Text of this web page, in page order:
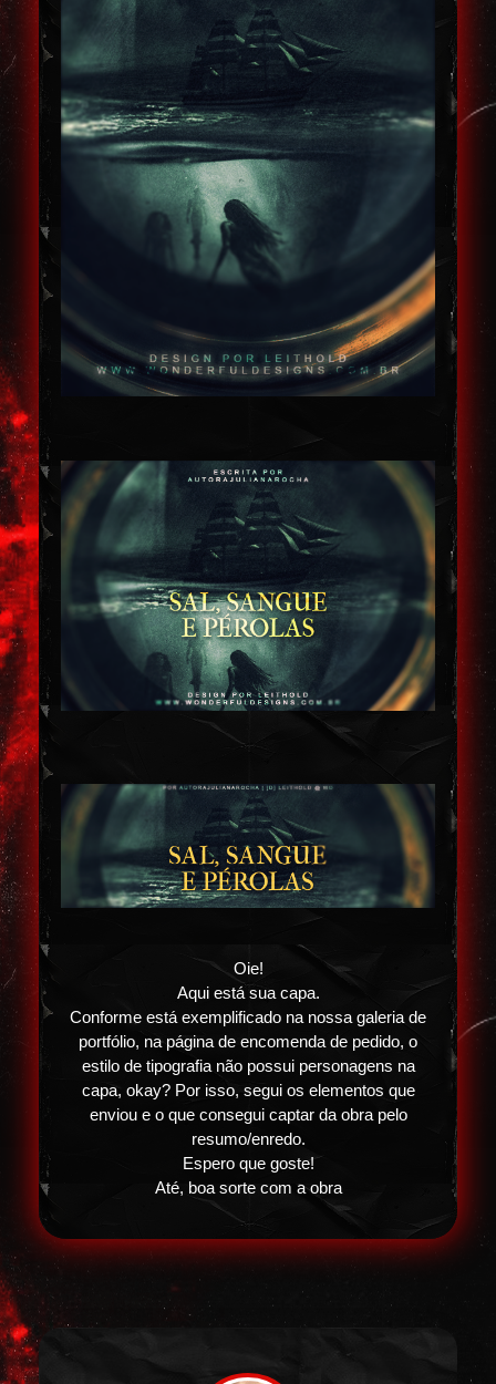
Oie!
Aqui está sua capa.
Conforme está exemplificado na nossa galeria de
portfólio, na página de encomenda de pedido, o
estilo de tipografia não possui personagens na
capa, okay? Por isso, segui os elementos que
enviou e o que consegui captar da obra pelo
resumo/enredo.
Espero que goste!
Até, boa sorte com a obra